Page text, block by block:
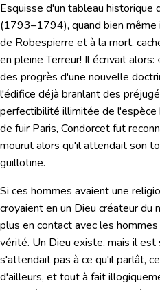
Esquisse d'un tableau historique
(1793–1794), quand bien
de Robespierre et à la mort,
en pleine Terreur! Il écrivait alors:
des progrès d'une nouvelle
l'édifice déjà branlant des
perfectibilité illimitée de l'espèce
de fuir Paris, Condorcet fut
mourut alors qu'il attendait son
guillotine.
Si ces hommes avaient une
croyaient en un Dieu créateur du
plus en contact avec les
vérité. Un Dieu existe, mais il est
s'attendait pas à ce qu'il parlât,
d'ailleurs, et tout à fait